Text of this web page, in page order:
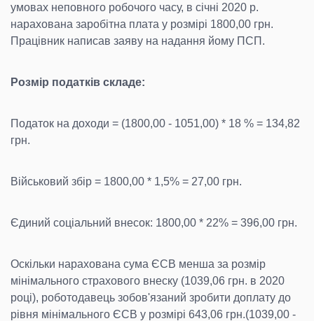
умовах неповного робочого часу, в січні 2020 р.
нарахована заробітна плата у розмірі 1800,00 грн.
Працівник написав заяву на надання йому ПСП.
Розмір податків складе:
Податок на доходи = (1800,00 - 1051,00) * 18 % = 134,82
грн.
Військовий збір = 1800,00 * 1,5% = 27,00 грн.
Єдиний соціальний внесок: 1800,00 * 22% = 396,00 грн.
Оскільки нарахована сума ЄСВ менша за розмір
мінімального страхового внеску (1039,06 грн. в 2020
році), роботодавець зобов'язаний зробити доплату до
рівня мінімального ЄСВ у розмірі 643,06 грн.(1039,00 -